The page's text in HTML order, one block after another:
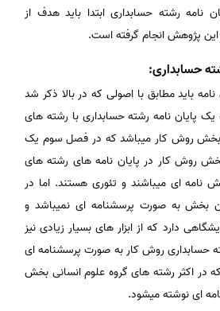
رشته حسابداری ابتدا باید هدف از
پژوهش انجام گرفته است.
حسابداری:
باید مطابق با اصولی که در بالا ذکر شد
پایان نامه رشته حسابداری با رشته های
بخش روش کار میباشد که در فصل سوم یک
بخش روش کار در پایان نامه های رشته های
نامه ای میباشند و تئوری هستند. اما در
بخش به صورت پرسشنامه ای نمیباشد و
دارد که از ابزار های بسیار زیادی نیز
حسابداری روش کار به صورت پرسشنامه ای
در اکثر رشته های گروه علوم انسانی بخش
ای نوشته میشود.